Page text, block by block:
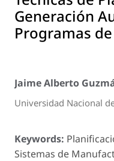
Generación
Programas
Jaime Alberto
Universidad Nacional
Keywords:
Sistemas de